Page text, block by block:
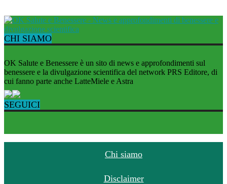
CHI SIAMO
OK Salute e Benessere è un sito di news e approfondimenti sul
benessere e la divulgazione scientifica del network PRS Editore, di
cui fanno parte anche LatteMiele e Astra
SEGUICI
Chi siamo
Disclaimer